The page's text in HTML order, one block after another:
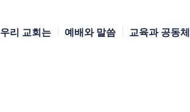
우리 교회는 예배와 말씀 교육과 공동체